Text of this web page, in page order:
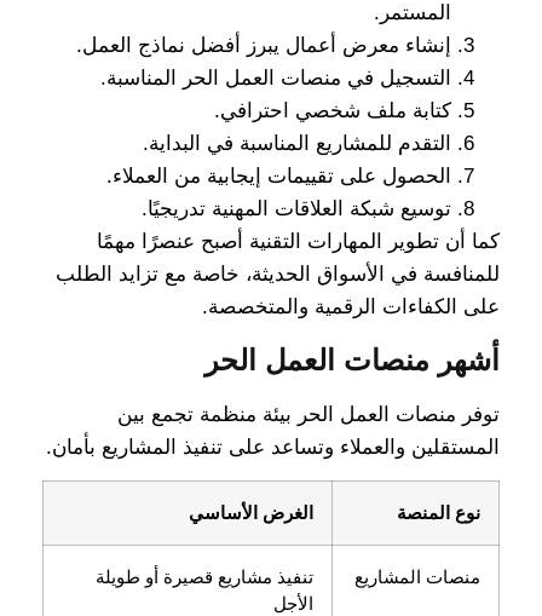
المستمر.
إنشاء معرض أعمال يبرز أفضل نماذج العمل.
التسجيل في منصات العمل الحر المناسبة.
كتابة ملف شخصي احترافي.
التقدم للمشاريع المناسبة في البداية.
الحصول على تقييمات إيجابية من العملاء.
توسيع شبكة العلاقات المهنية تدريجيًا.
كما أن تطوير المهارات التقنية أصبح عنصرًا مهمًا
للمنافسة في الأسواق الحديثة، خاصة مع تزايد الطلب
على الكفاءات الرقمية والمتخصصة.
أشهر منصات العمل الحر
توفر منصات العمل الحر بيئة منظمة تجمع بين
المستقلين والعملاء وتساعد على تنفيذ المشاريع بأمان.
نوع المنصة الغرض الأساسي
منصات المشاريع
تنفيذ مشاريع قصيرة أو طويلة
الأجل